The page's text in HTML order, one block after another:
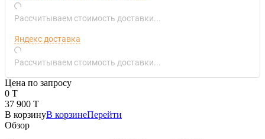
Рассчитываем стоимость доставки...
Яндекс доставка
Рассчитываем стоимость доставки...
Цена по запросу
0 T
37 900 T
В корзинуВ корзинеПерейти
Обзор